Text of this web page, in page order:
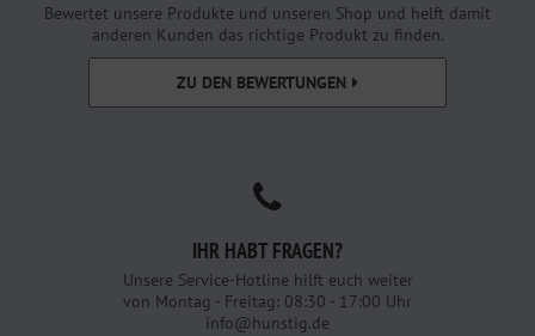
Bewertet unsere Produkte und unseren Shop und helft damit
anderen Kunden das richtige Produkt zu finden.
ZU DEN BEWERTUNGEN
IHR HABT FRAGEN?
Unsere Service-Hotline hilft euch weiter
von Montag - Freitag: 08:30 - 17:00 Uhr
info@hunstig.de